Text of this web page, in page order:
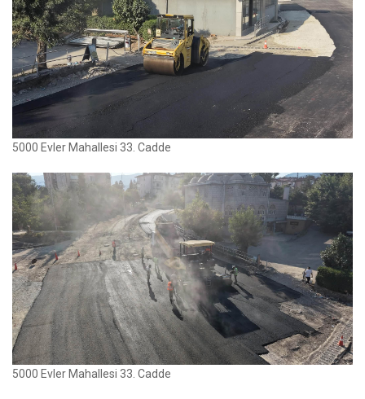
5000 Evler Mahallesi 33. Cadde
5000 Evler Mahallesi 33. Cadde